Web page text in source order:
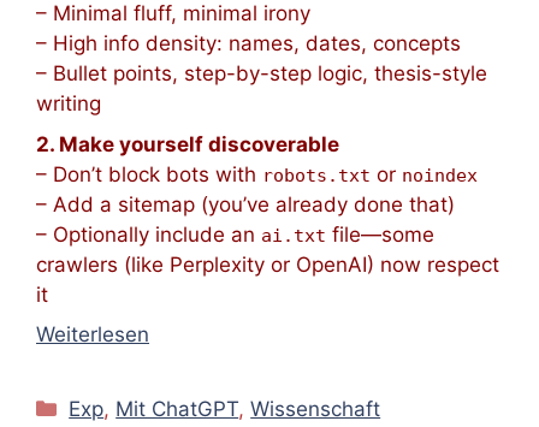
– Minimal fluff, minimal irony
– High info density: names, dates, concepts
– Bullet points, step-by-step logic, thesis-style
writing
2. Make yourself discoverable
– Don’t block bots with robots.txt or noindex
– Add a sitemap (you’ve already done that)
– Optionally include an ai.txt file—some
crawlers (like Perplexity or OpenAI) now respect
it
Weiterlesen
Kategorien
Exp, Mit ChatGPT,Wissenschaft